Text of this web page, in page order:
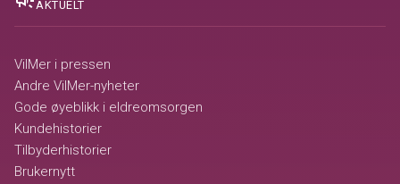
AKTUELT
VilMer i pressen
Andre VilMer-nyheter
Gode øyeblikk i eldreomsorgen
Kundehistorier
Tilbyderhistorier
Brukernytt